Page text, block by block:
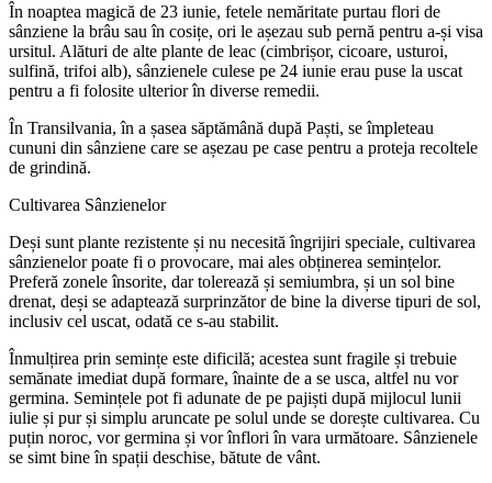
În noaptea magică de 23 iunie, fetele nemăritate purtau flori de
sânziene la brâu sau în cosițe, ori le așezau sub pernă pentru a-și visa
ursitul. Alături de alte plante de leac (cimbrișor, cicoare, usturoi,
sulfină, trifoi alb), sânzienele culese pe 24 iunie erau puse la uscat
pentru a fi folosite ulterior în diverse remedii.
În Transilvania, în a șasea săptămână după Paști, se împleteau
cununi din sânziene care se așezau pe case pentru a proteja recoltele
de grindină.
Cultivarea Sânzienelor
Deși sunt plante rezistente și nu necesită îngrijiri speciale, cultivarea
sânzienelor poate fi o provocare, mai ales obținerea semințelor.
Preferă zonele însorite, dar tolerează și semiumbra, și un sol bine
drenat, deși se adaptează surprinzător de bine la diverse tipuri de sol,
inclusiv cel uscat, odată ce s-au stabilit.
Înmulțirea prin semințe este dificilă; acestea sunt fragile și trebuie
semănate imediat după formare, înainte de a se usca, altfel nu vor
germina. Semințele pot fi adunate de pe pajiști după mijlocul lunii
iulie și pur și simplu aruncate pe solul unde se dorește cultivarea. Cu
puțin noroc, vor germina și vor înflori în vara următoare. Sânzienele
se simt bine în spații deschise, bătute de vânt.